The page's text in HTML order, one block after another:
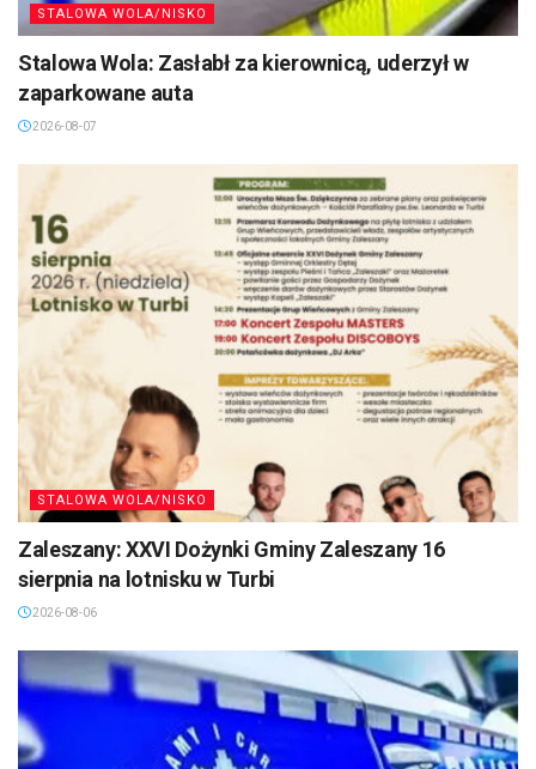
STALOWA WOLA/NISKO
Stalowa Wola: Zasłabł za kierownicą, uderzył w
zaparkowane auta
2026-08-07
STALOWA WOLA/NISKO
Zaleszany: XXVI Dożynki Gminy Zaleszany 16
sierpnia na lotnisku w Turbi
2026-08-06